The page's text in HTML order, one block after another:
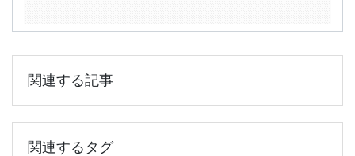
関連する記事
関連するタグ